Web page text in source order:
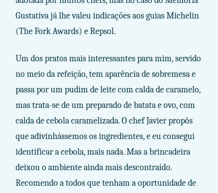
Gustativa já lhe valeu indicações aos guias Michelin
(The Fork Awards) e Repsol.
Um dos pratos mais interessantes para mim, servido
no meio da refeição, tem aparência de sobremesa e
passa por um pudim de leite com calda de caramelo,
mas trata-se de um preparado de batata e ovo, com
calda de cebola caramelizada. O chef Javier propôs
que adivinhássemos os ingredientes, e eu consegui
identificar a cebola, mais nada. Mas a brincadeira
deixou o ambiente ainda mais descontraído.
Recomendo a todos que tenham a oportunidade de